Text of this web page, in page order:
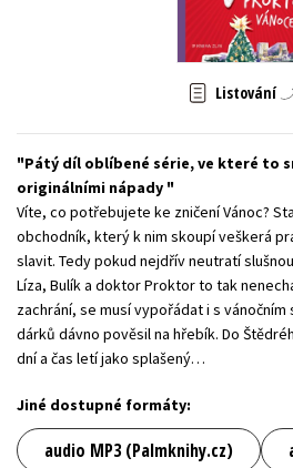
Zahraniční
Všechny
Listování
Pátý díl oblíbené série, ve které to
originálními nápady
Víte, co potřebujete ke zničení Vánoc?
obchodník, který k nim skoupí veškerá
slavit. Tedy pokud nejdřív neutratí
Líza, Bulík a doktor Proktor to tak
zachrání, se musí vypořádat i s
dárků dávno pověsil na hřebík. Do
dní a čas letí jako splašený…
Jiné dostupné formáty:
audio MP3 (Palmknihy.cz)